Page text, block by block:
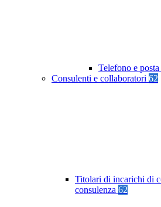
Telefono e
Consulenti e collaboratori 62
Titolari di incarichi di
consulenza 62